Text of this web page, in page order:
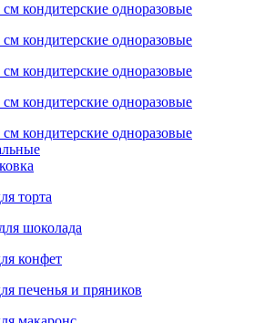
кондитерские одноразовые
кондитерские одноразовые
кондитерские одноразовые
кондитерские одноразовые
кондитерские одноразовые
торта
шоколада
конфет
печенья и пряников